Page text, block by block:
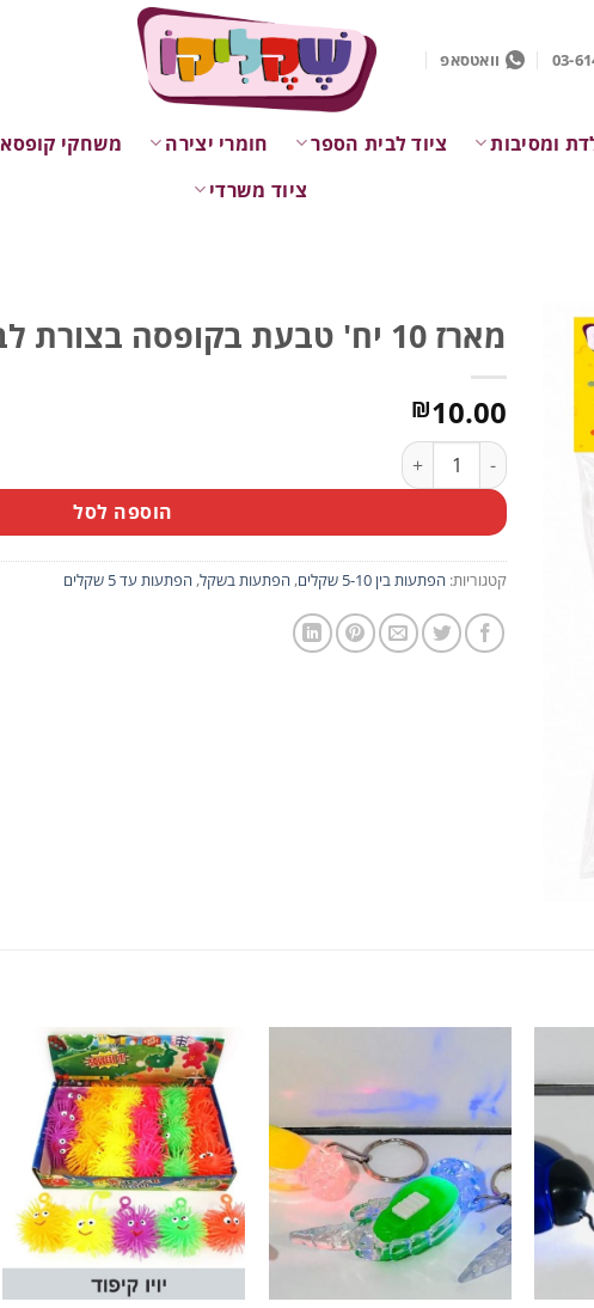
03- וואטסאפ
ומסיבות ציוד לבית הספר חומרי יצירה משחקי קופסא
ציוד משרדי
מארז 10 יח' טבעת בקופסה בצורת לב
₪10.00
כמות של מארז 10 יח' טבעת בקופסה בצורת לב
הוספה לסל
קטגוריות: הפתעות בין 5-10 שקלים , הפתעות בשקל, הפתעות עד 5 שקלים